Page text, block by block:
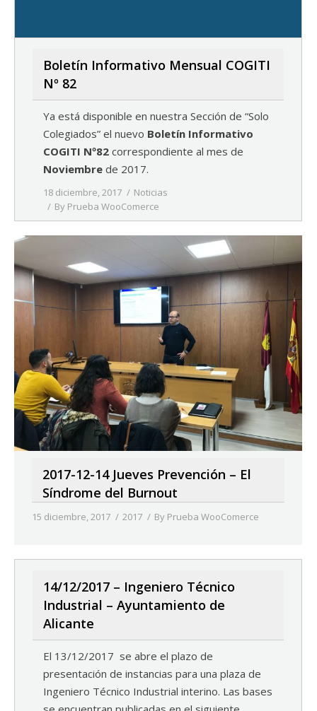
Boletín Informativo Mensual COGITI
Nº 82
Ya está disponible en nuestra Sección de “Solo
Colegiados” el nuevo Boletín Informativo
COGITI Nº82 correspondiente al mes de
Noviembre de 2017.
18 diciembre, 2017
Noticias
By Prueba WooComerce
2017-12-14 Jueves Prevención – El
Síndrome del Burnout
15 diciembre, 2017 2017 By Prueba WooComerce
14/12/2017 – Ingeniero Técnico
Industrial – Ayuntamiento de
Alicante
El 13/12/2017 se abre el plazo de
presentación de instancias para una plaza de
Ingeniero Técnico Industrial interino. Las bases